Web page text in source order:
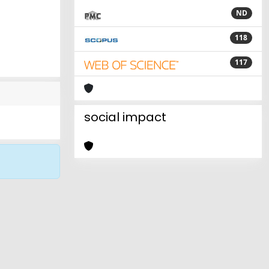
ND
118
117
social impact